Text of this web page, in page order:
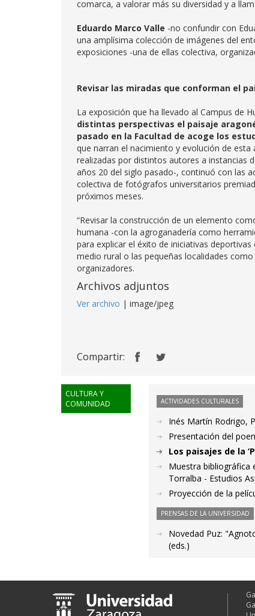
comarca, a valorar más su diversidad y a
Eduardo Marco Valle -no confundir con
una amplísima colección de imágenes del
exposiciones -una de ellas colectiva,
Revisar las miradas que conforman el
La exposición que ha llevado al Campus de
distintas perspectivas el paisaje
pasado en la Facultad de acoge los
que narran el nacimiento y evolución de
realizadas por distintos autores a instancias
años 20 del siglo pasado-, continuó con las
colectiva de fotógrafos universitarios
próximos meses.
“Revisar la construcción de un elemento
humana -con la agroganadería como
para explicar el éxito de iniciativas
medio rural o las pequeñas localidades
organizadores.
Archivos adjuntos
Ver archivo | image/jpeg
Compartir:
CULTURA Y
COMUNIDAD
ACTIVIDADES CULTURALES
Inés Martín Rodrigo,
Presentación del
Los paisajes de la
Muestra bibliográfica
Torralba - Estudios
Proyección de la
PRENSAS DE LA UNIVERSIDAD
Novedad Puz:
(eds.)